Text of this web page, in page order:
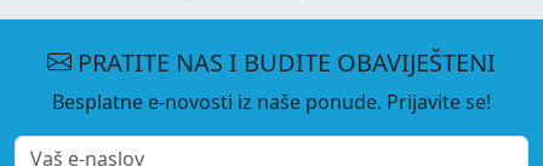
PRATITE NAS I BUDITE OBAVIJEŠTENI
Besplatne e-novosti iz naše ponude. Prijavite se!